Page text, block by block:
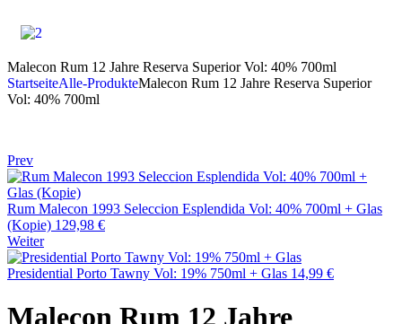
Malecon Rum 12 Jahre Reserva Superior Vol: 40% 700ml
StartseiteAlle-ProdukteMalecon Rum 12 Jahre Reserva Superior
Vol: 40% 700ml
Prev
Rum Malecon 1993 Seleccion Esplendida Vol: 40% 700ml + Glas
(Kopie) 129,98 €
Weiter
Presidential Porto Tawny Vol: 19% 750ml + Glas 14,99 €
Malecon Rum 12 Jahre